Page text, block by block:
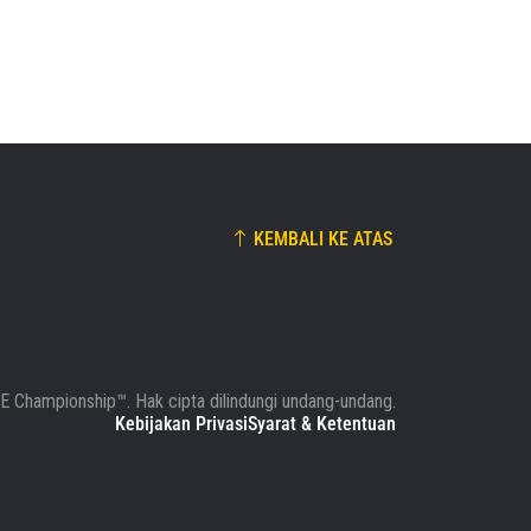
KEMBALI KE ATAS
Championship™. Hak cipta dilindungi undang-undang.
Kebijakan PrivasiSyarat & Ketentuan